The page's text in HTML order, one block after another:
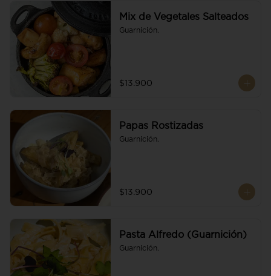
Mix de Vegetales Salteados
Guarnición.
$13.900
Papas Rostizadas
Guarnición.
$13.900
Pasta Alfredo (Guarnición)
Guarnición.